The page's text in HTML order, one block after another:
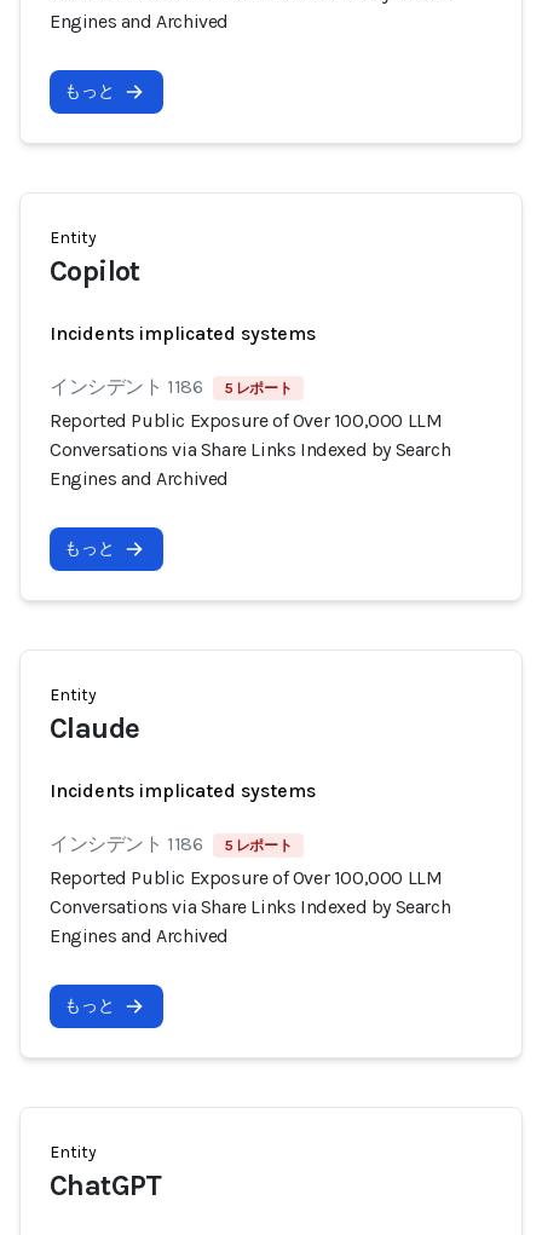
Engines and Archived
もっと
Entity
Copilot
Incidents implicated systems
インシデント 1186 5 レポート
Reported Public Exposure of Over 100,000 LLM
Conversations via Share Links Indexed by Search
Engines and Archived
もっと
Entity
Claude
Incidents implicated systems
インシデント 1186 5 レポート
Reported Public Exposure of Over 100,000 LLM
Conversations via Share Links Indexed by Search
Engines and Archived
もっと
Entity
ChatGPT